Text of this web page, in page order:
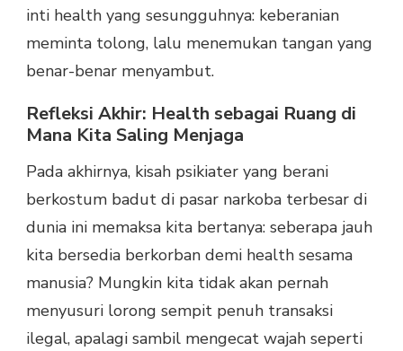
inti health yang sesungguhnya: keberanian
meminta tolong, lalu menemukan tangan yang
benar-benar menyambut.
Refleksi Akhir: Health sebagai Ruang di
Mana Kita Saling Menjaga
Pada akhirnya, kisah psikiater yang berani
berkostum badut di pasar narkoba terbesar di
dunia ini memaksa kita bertanya: seberapa jauh
kita bersedia berkorban demi health sesama
manusia? Mungkin kita tidak akan pernah
menyusuri lorong sempit penuh transaksi
ilegal, apalagi sambil mengecat wajah seperti